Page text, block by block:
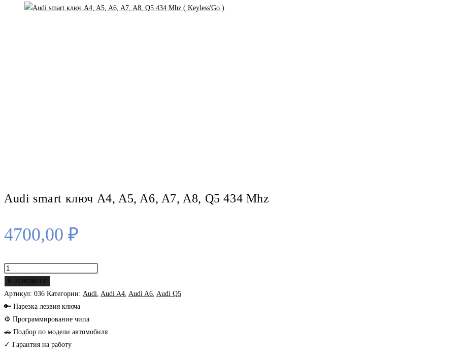
Audi smart ключ A4, A5, A6, A7, A8, Q5 434 Mhz
4700,00 ₽
Количество
товара
Audi
smart
ключ
A4,
A5,
В КОРЗИНУ
Артикул: 036 Категории: Audi Audi A4 Audi A6 Audi Q5
🔑 Нарезка лезвия ключа
⚙ Программирование чипа
🚗 Подбор по модели автомобиля
✓ Гарантия на работу